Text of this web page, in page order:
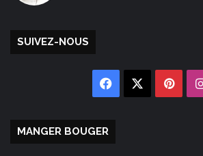
SUIVEZ-NOUS
Facebook
MANGER BOUGER